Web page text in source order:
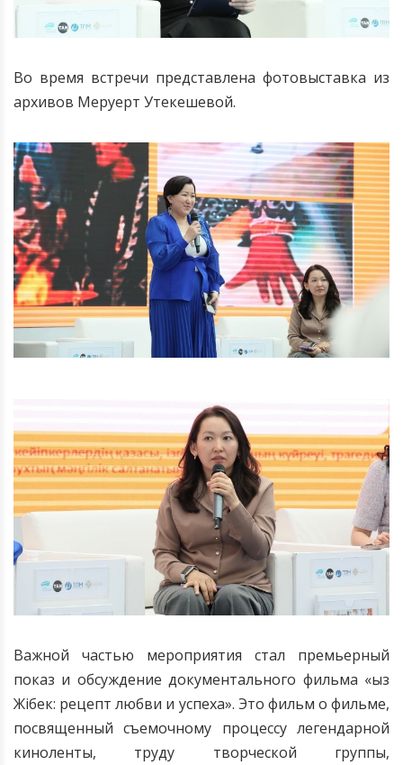
Во время встречи представлена фотовыставка из
архивов Меруерт Утекешевой.
Важной частью мероприятия стал премьерный
показ и обсуждение документального фильма «ыз
Жібек: рецепт любви и успеха». Это фильм о фильме,
посвященный съемочному процессу легендарной
киноленты, труду творческой группы,